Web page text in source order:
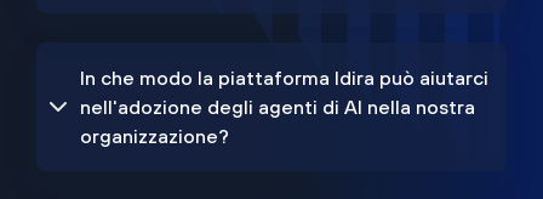
In che modo la piattaforma Idira può aiutarci
nell'adozione degli agenti di AI nella nostra
organizzazione?